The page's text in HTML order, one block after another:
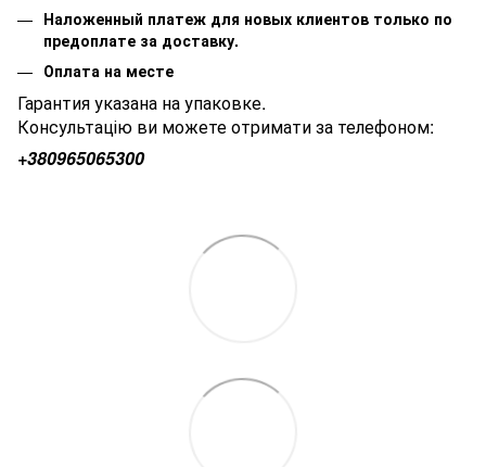
Наложенный платеж для новых клиентов только по
предоплате за доставку.
Оплата на месте
Гарантия указана на упаковке.
Консультацію ви можете отримати за телефоном:
+380965065300